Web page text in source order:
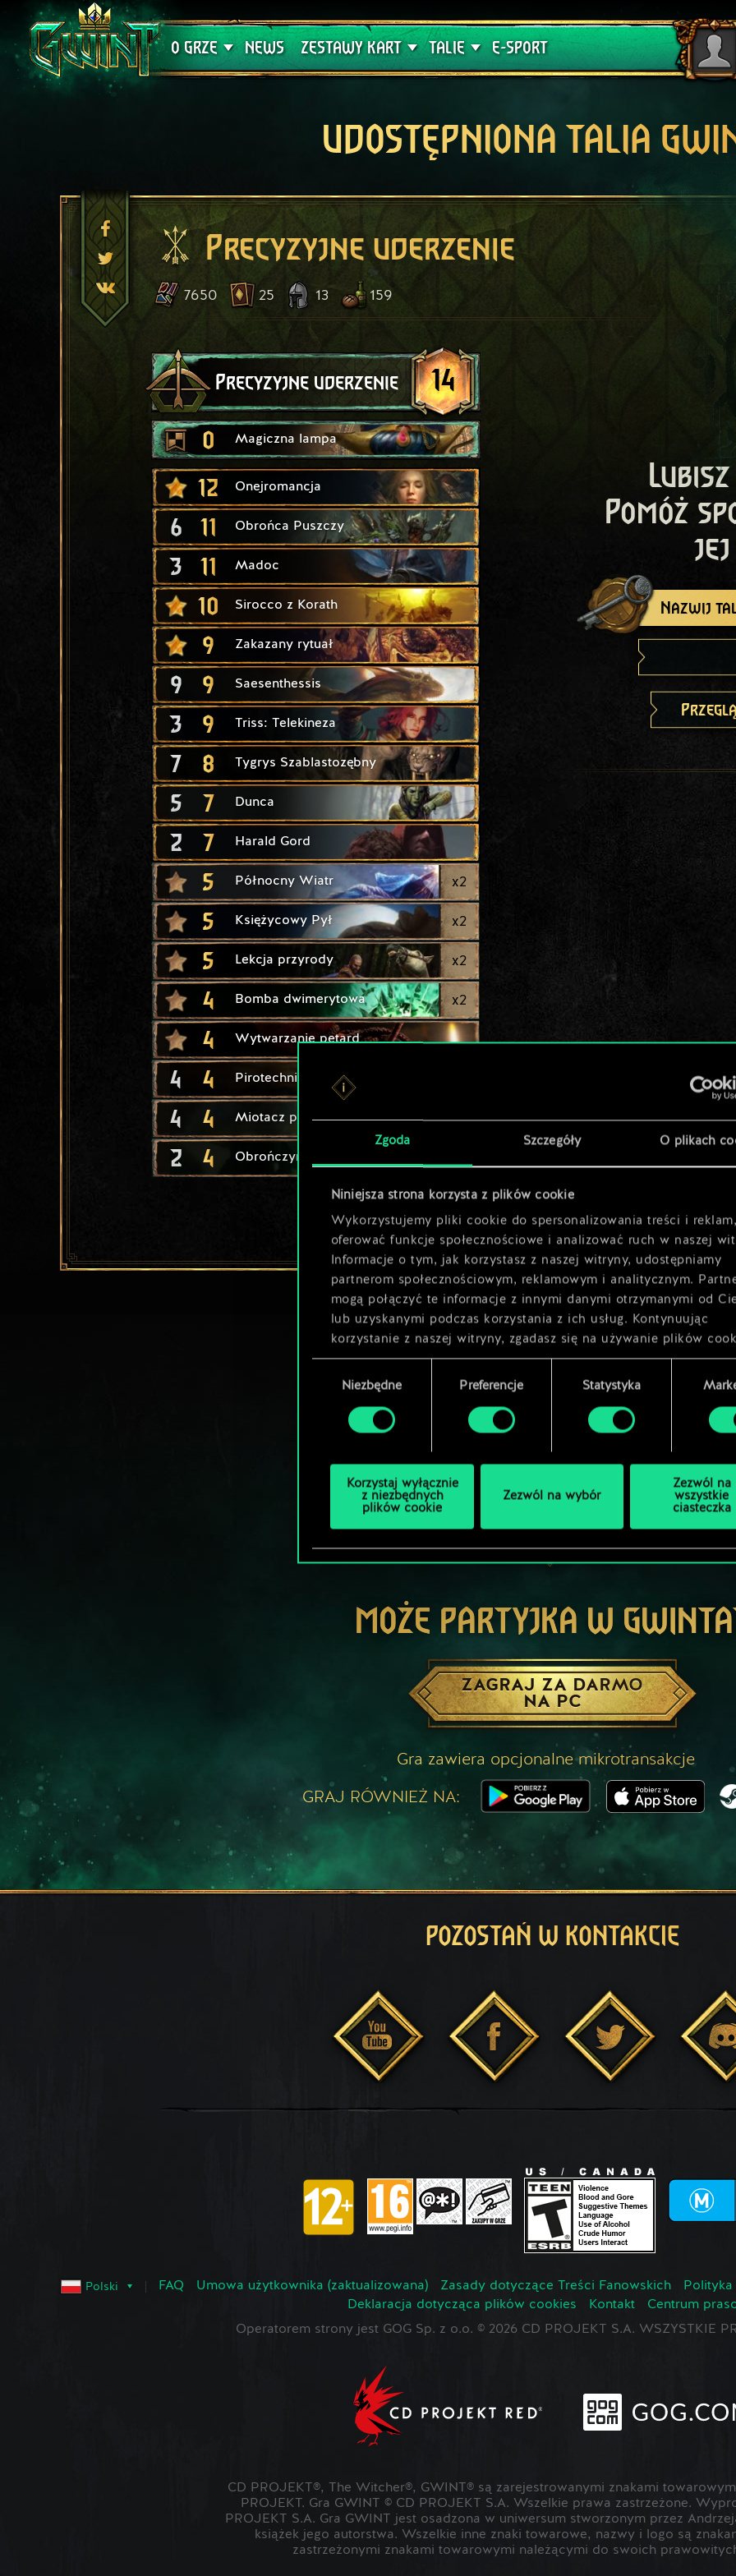
Zgoda Szczegóły O plikach
Niniejsza strona korzysta z plików cookie
Wykorzystujemy pliki cookie do spersonalizowania treści i
oferować funkcje społecznościowe i analizować ruch w naszej
Informacje o tym, jak korzystasz z naszej witryny, udostępniamy
partnerom społecznościowym, reklamowym i analitycznym.
mogą połączyć te informacje z innymi danymi otrzymanymi od
lub uzyskanymi podczas korzystania z ich usług. Kontynuując
korzystanie z naszej witryny, zgadasz się na używanie plików
zgodyNiezbędne Preferencje Statystyka
Korzystaj wyłącznie
z niezbędnych
plików cookie
Zezwól na wybór
Zezwól na
wszystkie
ciasteczka
O GRZE
Wsparcie techniczne
NEWS ZESTAWY KART
Krwawa Klątwa
TALIE
Poradniki
E-SPORT
UDOSTĘPNIONA TALIA
Precyzyjne uderzenie
7650 25 13 159
Precyzyjne uderzenie 14
0 Magiczna lampa
12 Onejromancja
6 11 Obrońca Puszczy
3 11 Madoc
10 Sirocco z Korath
9 Zakazany rytuał
9 9 Saesenthessis
3 9 Triss: Telekineza
7 8 Tygrys Szablastozębny
5 7 Dunca
2 7 Harald Gord
5 Północny Wiatr x2
5 Księżycowy Pył x2
5 Lekcja przyrody x2
4 Bomba dwimerytowa x2
4 Wytwarzanie petard
4 4 Pirotechnik
4 4 Miotacz petard x2
2 4 Obrończyni Brokilonu
Pomóż
jej
Nazwij
MOŻE PARTYJKA W
ZAGRAJ ZA DARMO
NA PC
Gra zawiera opcjonalne mikrotransakcje
GRAJ RÓWNIEŻ NA:
POZOSTAŃ W KONTAKCIE
Polski FAQ Umowa użytkownika (zaktualizowana) Zasady dotyczące Treści Fanowskich
Deklaracja dotycząca plików cookies
Kontakt
Centrum
Operatorem strony jest GOG Sp. z o.o. © 2026 CD PROJEKT S.A. WSZYSTKIE
CD PROJEKT®, The Witcher®, GWINT® są zarejestrowanymi znakami
PROJEKT. Gra GWINT © CD PROJEKT S.A. Wszelkie prawa zastrzeżone.
PROJEKT S.A. Gra GWINT jest osadzona w uniwersum stworzonym przez
książek jego autorstwa. Wszelkie inne znaki towarowe, nazwy i logo są
zastrzeżonymi znakami towarowymi należącymi do swoich